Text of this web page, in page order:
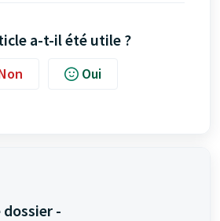
a-t-il été utile ?
Oui
-